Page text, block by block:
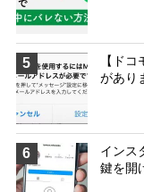
5
【ド
があり
6
インス
鍵を開